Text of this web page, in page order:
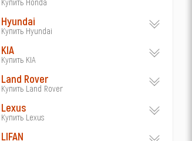
Hyundai
Купить Hyundai
KIA
Купить KIA
Land Rover
Купить Land Rover
Lexus
Купить Lexus
LIFAN